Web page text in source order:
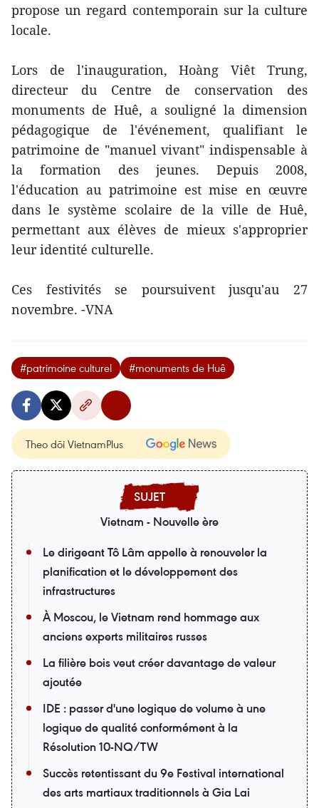
propose un regard contemporain sur la culture
locale.
Lors de l'inauguration, Hoàng Viêt Trung,
directeur du Centre de conservation des
monuments de Huê, a souligné la dimension
pédagogique de l'événement, qualifiant le
patrimoine de "manuel vivant" indispensable à
la formation des jeunes. Depuis 2008,
l'éducation au patrimoine est mise en œuvre
dans le système scolaire de la ville de Huê,
permettant aux élèves de mieux s'approprier
leur identité culturelle.
Ces festivités se poursuivent jusqu'au 27
novembre. -VNA
#patrimoine culturel #monuments de Huê
Theo dõi VietnamPlus
Vietnam - Nouvelle ère
Le dirigeant Tô Lâm appelle à renouveler la
planification et le développement des
infrastructures
À Moscou, le Vietnam rend hommage aux
anciens experts militaires russes
La filière bois veut créer davantage de valeur
ajoutée
IDE : passer d'une logique de volume à une
logique de qualité conformément à la
Résolution 10-NQ/TW
Succès retentissant du 9e Festival international
des arts martiaux traditionnels à Gia Lai